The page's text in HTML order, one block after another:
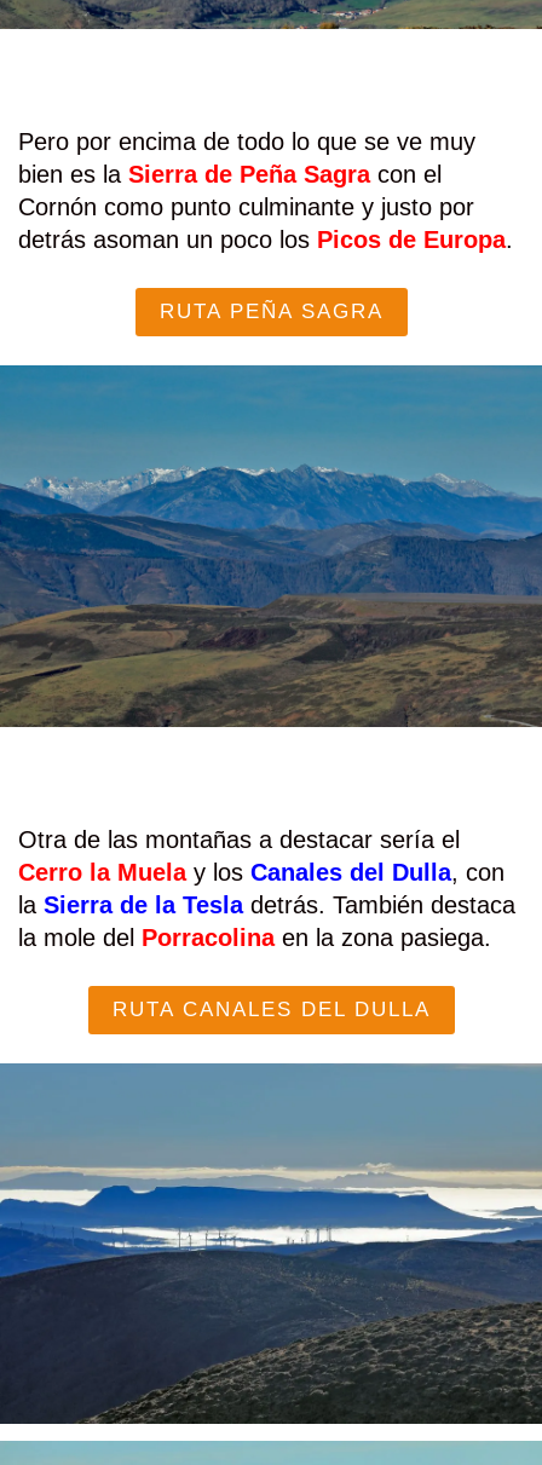
Pero por encima de todo lo que se ve muy
bien es la Sierra de Peña Sagracon el
Cornón como punto culminante y justo por
detrás asoman un poco los Picos de Europa.
RUTA PEÑA SAGRA
Otra de las montañas a destacar sería el
Cerro la Muelay los Canales del Dulla, con
la Sierra de la Tesladetrás. También destaca
la mole del Porracolina en la zona pasiega.
RUTA CANALES DEL DULLA